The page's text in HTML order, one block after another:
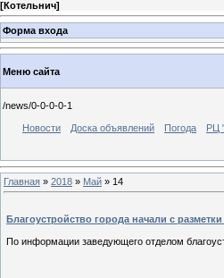
[Котельнич]
Форма входа
Меню сайта
/news/0-0-0-0-1
Новости Доска объявлений Погода РЦ
Главная » 2018 » Май » 14
Благоустройство города начали с
По информации заведующего отделом